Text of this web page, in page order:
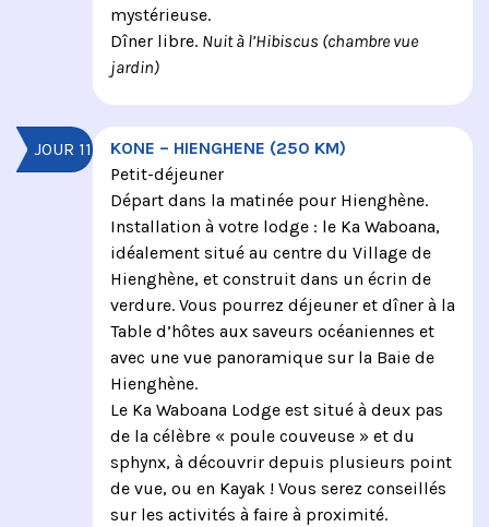
mystérieuse.
Dîner libre. Nuit à l’Hibiscus (chambre vue
jardin)
JOUR 11
KONE – HIENGHENE (250 KM)
Petit-déjeuner
Départ dans la matinée pour Hienghène.
Installation à votre lodge : le Ka Waboana,
idéalement situé au centre du Village de
Hienghène, et construit dans un écrin de
verdure. Vous pourrez déjeuner et dîner à la
Table d’hôtes aux saveurs océaniennes et
avec une vue panoramique sur la Baie de
Hienghène.
Le Ka Waboana Lodge est situé à deux pas
de la célèbre « poule couveuse » et du
sphynx, à découvrir depuis plusieurs point
de vue, ou en Kayak ! Vous serez conseillés
sur les activités à faire à proximité.